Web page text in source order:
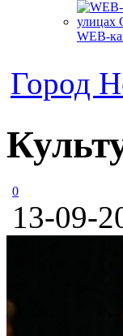
WEB-
Город
0
13-09-